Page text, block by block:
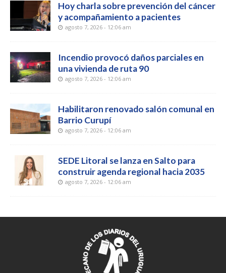
Hoy charla sobre prevención del cáncer
y acompañamiento a pacientes
agosto 7, 2026 - 12:06 am
Incendio provocó daños parciales en
una vivienda de ruta 90
agosto 7, 2026 - 12:06 am
Habilitaron renovado salón comunal en
Barrio Curupí
agosto 7, 2026 - 12:06 am
SEDE Litoral se lanza en Salto para
construir agenda regional hacia 2035
agosto 7, 2026 - 12:06 am